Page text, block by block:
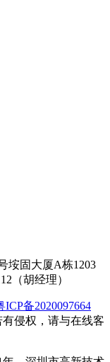
垵固大厦A栋1203
（胡经理）
备2020097664
侵权，请与在线客